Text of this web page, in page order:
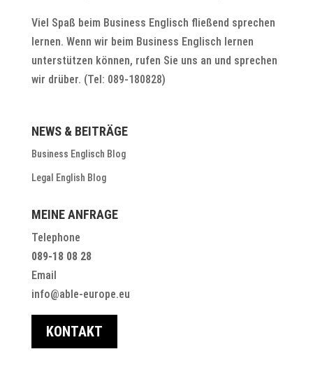
Viel Spaß beim Business Englisch fließend sprechen
lernen. Wenn wir beim Business Englisch lernen
unterstützen können, rufen Sie uns an und sprechen
wir drüber. (Tel: 089-180828)
NEWS & BEITRÄGE
Business Englisch Blog
Legal English Blog
MEINE ANFRAGE
Telephone
089-18 08 28
Email
info@able-europe.eu
KONTAKT